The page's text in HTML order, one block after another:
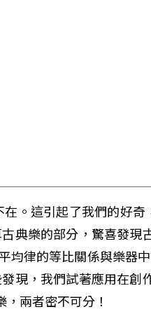
。這引起了我們的好
典樂的部分，驚喜發現
均律的等比關係與樂器
現，我們試著應用在
兩者密不可分！